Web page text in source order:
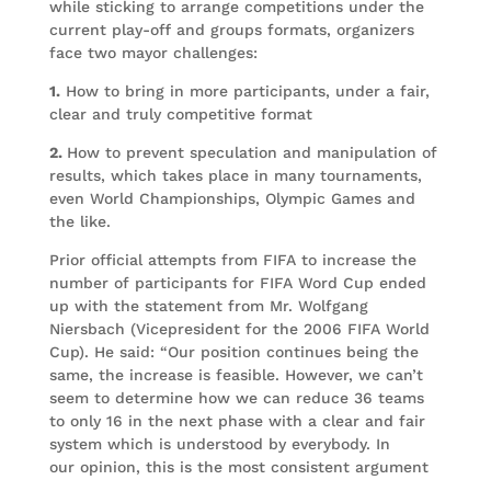
while sticking to arrange competitions under the
current play-off and groups formats, organizers
face two mayor challenges:
1.How to bring in more participants, under a fair,
clear and truly competitive format
2. How to prevent speculation and manipulation of
results, which takes place in many tournaments,
even World Championships, Olympic Games and
the like.
Prior official attempts from FIFA to increase the
number of participants for FIFA Word Cup ended
up with the statement from Mr. Wolfgang
Niersbach (Vicepresident for the 2006 FIFA World
Cup). He said: “Our position continues being the
same, the increase is feasible. However, we can’t
seem to determine how we can reduce 36 teams
to only 16 in the next phase with a clear and fair
system which is understood by everybody. In
our opinion, this is the most consistent argument